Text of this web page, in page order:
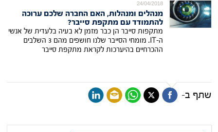
24/04/2018
מנהלים ומנהלות, האם החברה שלכם ערוכה
להתמודד עם מתקפת סייבר?
מתקפות סייבר הן כבר מזמן לא בעיה בלעדית של אנשי
ה-IT. מומחי הסייבר שלנו חושפים מהם 3 השלבים
ההכרחיים בהיערכות לקראת מתקפת סייבר
שתף ב-